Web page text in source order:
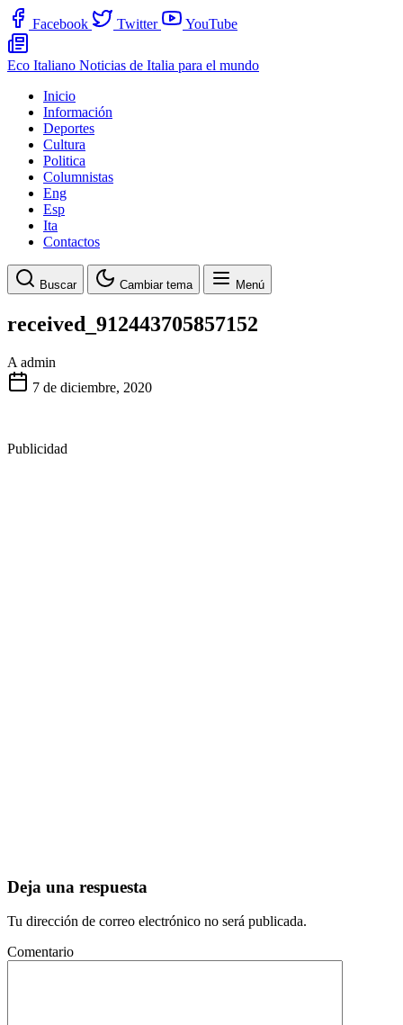
Facebook Twitter YouTube
Eco Italiano Noticias de Italia para el mundo
Inicio
Información
Deportes
Cultura
Politica
Columnistas
Eng
Esp
Ita
Contactos
Buscar Cambiar tema Menú
received_912443705857152
A admin
7 de diciembre, 2020
Publicidad
Deja una respuesta
Tu dirección de correo electrónico no será publicada.
Comentario